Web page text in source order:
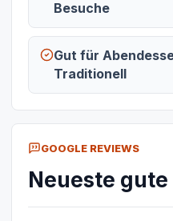
Besuche
Gut für
Traditionell
GOOGLE REVIEWS
Neueste gute